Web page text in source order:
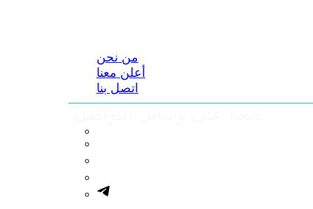
من نحن
أعلن معنا
اتصل بنا